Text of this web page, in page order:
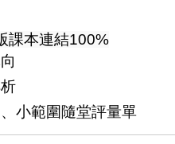
課本連結100%
小範圍隨堂評量單